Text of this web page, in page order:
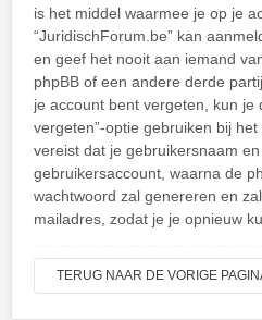
is het middel waarmee je op je
“JuridischForum.be” kan
en geef het nooit aan iemand
phpBB of een andere derde
je account bent vergeten, kun je
vergeten”-optie gebruiken bij
vereist dat je gebruikersnaam
gebruikersaccount, waarna de
wachtwoord zal genereren en
mailadres, zodat je je opnieuw
TERUG NAAR DE VORIGE